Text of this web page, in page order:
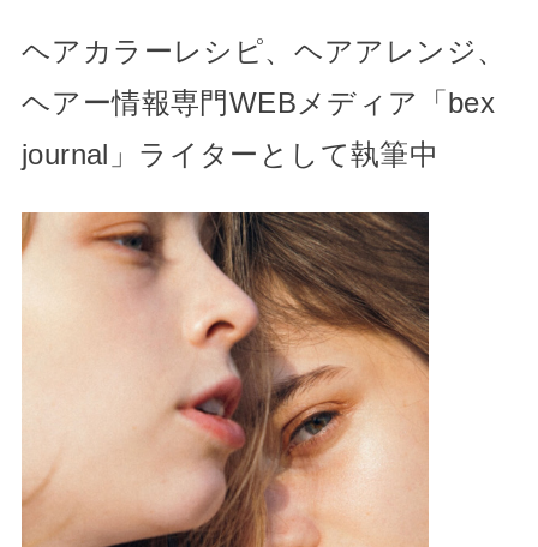
ヘアカラーレシピ、ヘアアレンジ、
ヘアー情報専門WEBメディア「bex
journal」ライターとして執筆中